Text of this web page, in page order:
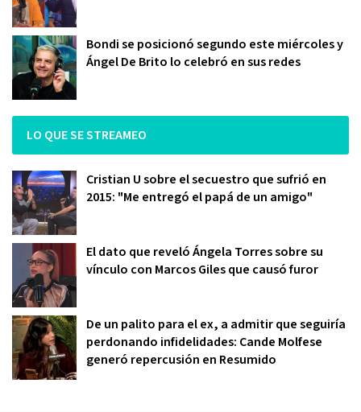
Bondi se posicionó segundo este miércoles y
Ángel De Brito lo celebró en sus redes
LO QUE SE STREAMEO
Cristian U sobre el secuestro que sufrió en
2015: "Me entregó el papá de un amigo"
El dato que reveló Ángela Torres sobre su
vínculo con Marcos Giles que causó furor
De un palito para el ex, a admitir que seguiría
perdonando infidelidades: Cande Molfese
generó repercusión en Resumido